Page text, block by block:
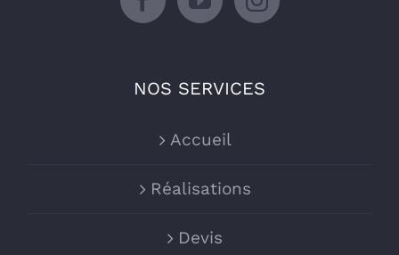
NOS SERVICES
Accueil
Réalisations
Devis